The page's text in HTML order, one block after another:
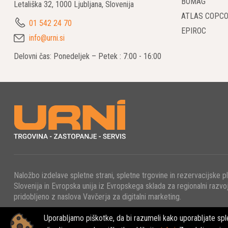
hitrost
Uporabljamo piškotke, da bi razumeli kako uporabljate
Letališka 32, 1000 Ljubljana, Slovenija
01 542 24 70
info@urni.si
Delovni čas: Ponedeljek – Petek : 7:00 - 16:00
ATLAS COPCO
EPIROC
Naložbo izdelave spletne strani, spletne trgovine in rezervacijske
Slovenija in Evropska unija iz Evropskega sklada za regionalni
pridobljeno z naslova Vavčerja za digitalni marketing.